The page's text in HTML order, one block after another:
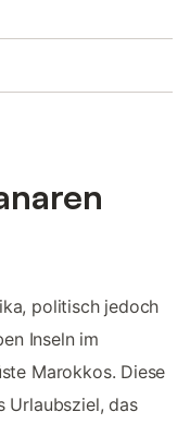
politisch jedoch
Inseln im
Marokkos. Diese
Urlaubsziel, das